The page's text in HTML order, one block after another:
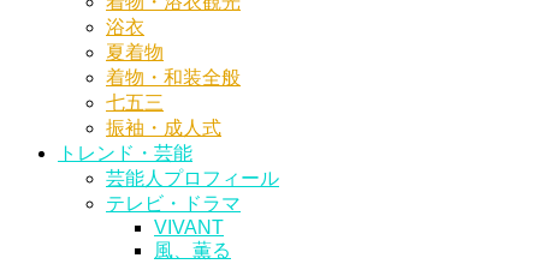
浴衣
夏着物
着物・和装全般
七五三
振袖・成人式
トレンド・芸能
芸能人プロフィール
テレビ・ドラマ
VIVANT
風、薫る